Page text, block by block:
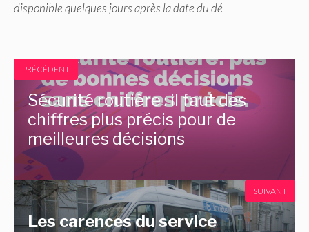
disponible quelques jours après la date du dé
PRÉCÉDENT
Sécurité routière : il faut des
chiffres plus précis pour de
meilleures décisions
Les carences du service
SUIVANT